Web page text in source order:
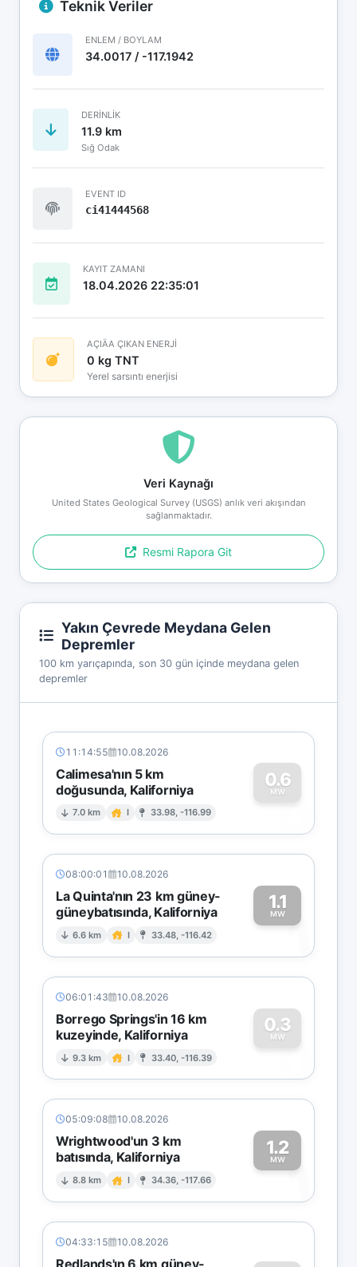
Teknik Veriler
ENLEM / BOYLAM
34.0017 / -117.1942
DERINLIK
11.9 km
Sığ Odak
EVENT ID
ci41444568
KAYIT ZAMANI
18.04.2026 22:35:01
AÇIÄA ÇIKAN ENERJİ
0 kg TNT
Yerel sarsıntı enerjisi
Veri Kaynağı
United States Geological Survey (USGS) anlık veri akışından
sağlanmaktadır.
Resmi Rapora Git
Yakın Çevrede Meydana Gelen
Depremler
100 km yarıçapında, son 30 gün içinde meydana gelen
depremler
11:14:55 10.08.2026
Calimesa'nın 5 km
doğusunda, Kaliforniya
7.0 km I 33.98, -116.99
0.6
MW
0
08:00:01 10.08.2026
La Quinta'nın 23 km güney-
güneybatısında, Kaliforniya
6.6 km I 33.48, -116.42
1.1
MW1
06:01:43 10.08.2026
Borrego Springs'in 16 km
kuzeyinde, Kaliforniya
9.3 km I 33.40, -116.39
0.3
MW
0
05:09:08 10.08.2026
Wrightwood'un 3 km
batısında, Kaliforniya
8.8 km I 34.36, -117.66
1.2
MW1
04:33:15 10.08.2026
Redlands'ın 6 km güney-